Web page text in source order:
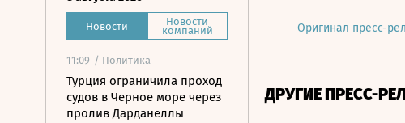
Новости Новости
компаний
11:09 / Политика
Турция ограничила проход
судов в Черное море через
пролив Дарданеллы
Оригинал пресс-
ДРУГИЕ ПРЕСС-